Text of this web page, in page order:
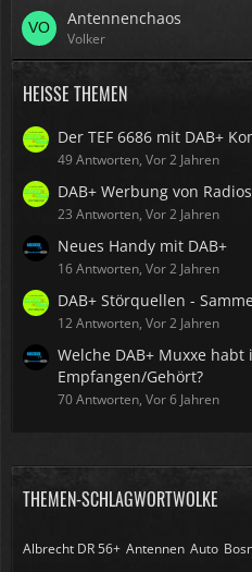
e
t
r
ä
e
Antennenchaos
Volker
HEISSE THEMEN
Der TEF 6686 mit DAB+
49 Antworten, Vor 2 Jahren
DAB+ Werbung von
23 Antworten, Vor 2 Jahren
Neues Handy mit DAB+
16 Antworten, Vor 2 Jahren
DAB+ Störquellen -
12 Antworten, Vor 2 Jahren
Welche DAB+ Muxxe
Empfangen/Gehört?
70 Antworten, Vor 6 Jahren
THEMEN-SCHLAGWORTWOLKE
Albrecht DR 56+ Antennen Auto